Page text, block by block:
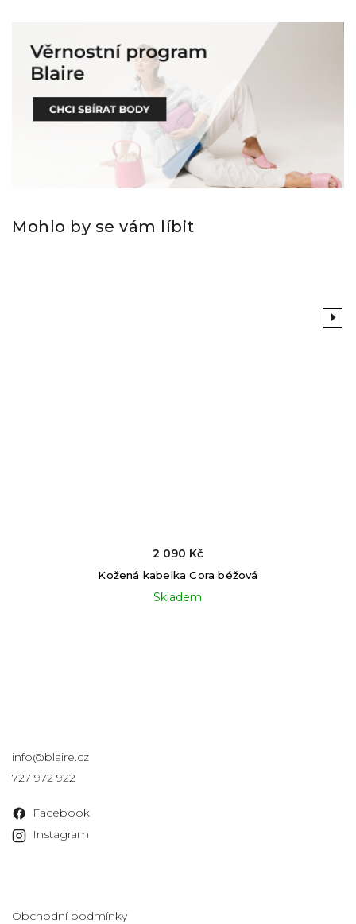
Mohlo by se vám líbit
Previous
Kožená kabelka Cora béžová
Skladem
2 090 Kč
Next
info@blaire.cz
727 972 922
Facebook
Instagram
Obchodní podmínky